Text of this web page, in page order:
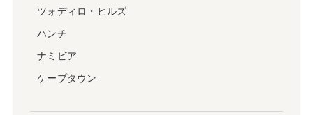
ツォディロ・ヒルズ
ハンチ
ナミビア
ケープタウン